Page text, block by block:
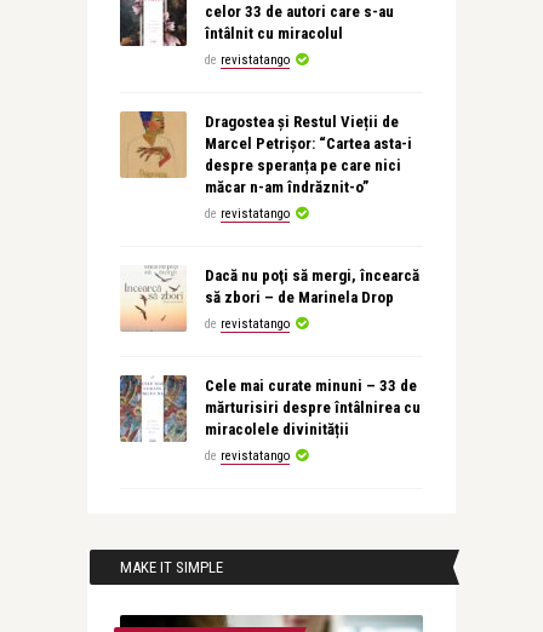
celor 33 de autori care s-au
întâlnit cu miracolul
de revistatango
Dragostea și Restul Vieții de
Marcel Petrișor: “Cartea asta-i
despre speranța pe care nici
măcar n-am îndrăznit-o”
de revistatango
Dacă nu poţi să mergi, încearcă
să zbori – de Marinela Drop
de revistatango
Cele mai curate minuni – 33 de
mărturisiri despre întâlnirea cu
miracolele divinității
de revistatango
MAKE IT SIMPLE